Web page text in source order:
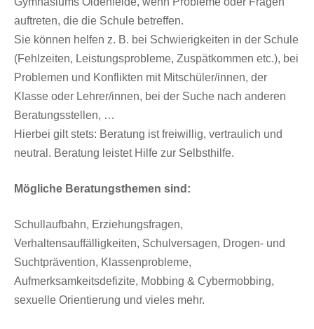
auftreten, die die Schule betreffen.
Sie können helfen z. B. bei Schwierigkeiten in der Schule
(Fehlzeiten, Leistungsprobleme, Zuspätkommen etc.), bei
Problemen und Konflikten mit Mitschüler/innen, der
Klasse oder Lehrer/innen, bei der Suche nach anderen
Beratungsstellen, …
Hierbei gilt stets: Beratung ist freiwillig, vertraulich und
neutral. Beratung leistet Hilfe zur Selbsthilfe.
Mögliche Beratungsthemen sind:
Schullaufbahn, Erziehungsfragen,
Verhaltensauffälligkeiten, Schulversagen, Drogen- und
Suchtprävention, Klassenprobleme,
Aufmerksamkeitsdefizite, Mobbing & Cybermobbing,
sexuelle Orientierung und vieles mehr.